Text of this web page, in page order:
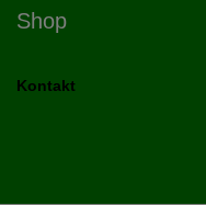
Shop
Kontakt